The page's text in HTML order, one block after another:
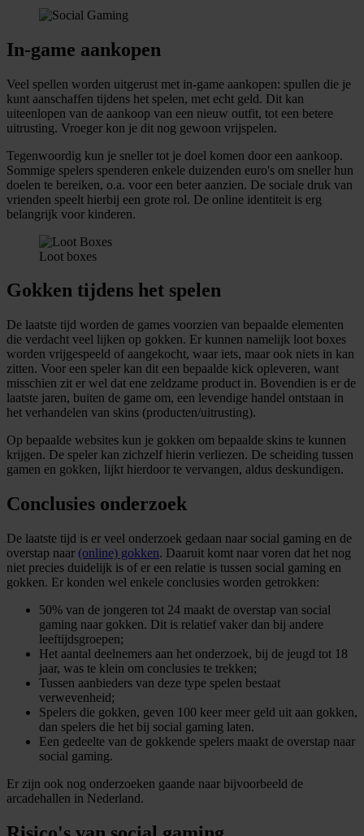
In-game aankopen
Veel spellen worden uitgerust met in-game aankopen: spullen die je
kunt aanschaffen tijdens het spelen, met echt geld. Dit kan
uiteenlopen van de aankoop van een nieuw outfit, tot een betere
uitrusting. Vroeger kon je dit nog gewoon vrijspelen.
Tegenwoordig kun je sneller tot je doel komen door een aankoop.
Sommige spelers spenderen enkele duizenden euro's om sneller hun
doelen te bereiken, o.a. voor een beter aanzien. De sociale druk van
vrienden speelt hierbij een grote rol. De online identiteit is erg
belangrijk voor kinderen.
Loot boxes
Gokken tijdens het spelen
De laatste tijd worden de games voorzien van bepaalde elementen
die verdacht veel lijken op gokken. Er kunnen namelijk loot boxes
worden vrijgespeeld of aangekocht, waar iets, maar ook niets in kan
zitten. Voor een speler kan dit een bepaalde kick opleveren, want
misschien zit er wel dat ene zeldzame product in. Bovendien is er de
laatste jaren, buiten de game om, een levendige handel ontstaan in
het verhandelen van skins (producten/uitrusting).
Op bepaalde websites kun je gokken om bepaalde skins te kunnen
krijgen. De speler kan zichzelf hierin verliezen. De scheiding tussen
gamen en gokken, lijkt hierdoor te vervangen, aldus deskundigen.
Conclusies onderzoek
De laatste tijd is er veel onderzoek gedaan naar social gaming en de
overstap naar (online) gokken. Daaruit komt naar voren dat het nog
niet precies duidelijk is of er een relatie is tussen social gaming en
gokken. Er konden wel enkele conclusies worden getrokken:
50% van de jongeren tot 24 maakt de overstap van social
gaming naar gokken. Dit is relatief vaker dan bij andere
leeftijdsgroepen;
Het aantal deelnemers aan het onderzoek, bij de jeugd tot 18
jaar, was te klein om conclusies te trekken;
Tussen aanbieders van deze type spelen bestaat
verwevenheid;
Spelers die gokken, geven 100 keer meer geld uit aan gokken,
dan spelers die het bij social gaming laten.
Een gedeelte van de gokkende spelers maakt de overstap naar
social gaming.
Er zijn ook nog onderzoeken gaande naar bijvoorbeeld de
arcadehallen in Nederland.